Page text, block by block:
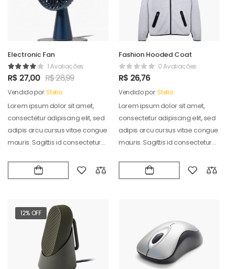
Electronic Fan
1 Avaliações
R$ 27,00 R$28,99
Vendido por:Stelio
Lorem ipsum dolor sit amet,
consectetur adipiscing elit, sed
adipis arcu cursus vitae congue
mauris. Sagittis id consectetur
Fashion Hooded Coat
0 Avaliações
R$ 26,76
Vendido por:Stelio
Lorem ipsum dolor sit amet,
consectetur adipiscing elit, sed
adipis arcu cursus vitae congue
mauris. Sagittis id consectetur
12% OFF